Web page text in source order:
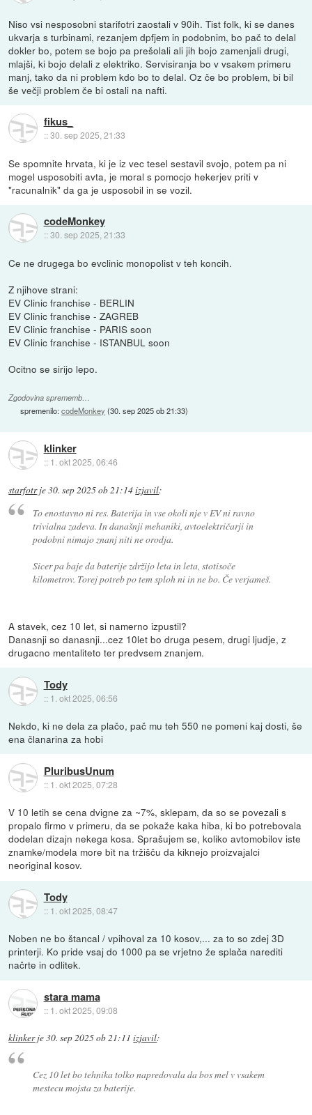
Niso vsi nesposobni starifotri zaostali v 90ih. Tist folk, ki se danes
ukvarja s turbinami, rezanjem dpfjem in podobnim, bo pač to delal
dokler bo, potem se bojo pa prešolali ali jih bojo zamenjali drugi,
mlajši, ki bojo delali z elektriko. Servisiranja bo v vsakem primeru
manj, tako da ni problem kdo bo to delal. Oz če bo problem, bi bil
še večji problem če bi ostali na nafti.
fikus_
::30. sep 2025, 21:33
Se spomnite hrvata, ki je iz vec tesel sestavil svojo, potem pa ni
mogel usposobiti avta, je moral s pomocjo hekerjev priti v
"racunalnik" da ga je usposobil in se vozil.
codeMonkey
::30. sep 2025, 21:33
Ce ne drugega bo evclinic monopolist v teh koncih.
Z njihove strani:
EV Clinic franchise - BERLIN
EV Clinic franchise - ZAGREB
EV Clinic franchise - PARIS soon
EV Clinic franchise - ISTANBUL soon
Ocitno se sirijo lepo.
Zgodovina sprememb…
spremenilo:codeMonkey (30. sep 2025 ob 21:33)
klinker
:: 1. okt 2025, 06:46
starfotrje30. sep 2025 ob 21:14izjavil:
To enostavno ni res. Baterija in vse okoli nje v EV ni ravno
trivialna zadeva. In današnji mehaniki, avtoelektričarji in
podobni nimajo znanj niti ne orodja.
Sicer pa baje da baterije zdržijo leta in leta, stotisoče
kilometrov. Torej potreb po tem sploh ni in ne bo. Če verjameš.
A stavek, cez 10 let, si namerno izpustil?
Danasnji so danasnji...cez 10let bo druga pesem, drugi ljudje, z
drugacno mentaliteto ter predvsem znanjem.
Tody
:: 1. okt 2025, 06:56
Nekdo, ki ne dela za plačo, pač mu teh 550 ne pomeni kaj dosti, še
ena članarina za hobi
PluribusUnum
:: 1. okt 2025, 07:28
V 10 letih se cena dvigne za ~7%, sklepam, da so se povezali s
propalo firmo v primeru, da se pokaže kaka hiba, ki bo potrebovala
dodelan dizajn nekega kosa. Sprašujem se, koliko avtomobilov iste
znamke/modela more bit na tržišču da kiknejo proizvajalci
neoriginal kosov.
Tody
:: 1. okt 2025, 08:47
Noben ne bo štancal / vpihoval za 10 kosov,... za to so zdej 3D
printerji. Ko pride vsaj do 1000 pa se vrjetno že splača narediti
načrte in odlitek.
stara mama
:: 1. okt 2025, 09:08
klinkerje30. sep 2025 ob 21:11 izjavil:
Cez 10 let bo tehnika tolko napredovala da bos mel v vsakem
mestecu mojsta za baterije.